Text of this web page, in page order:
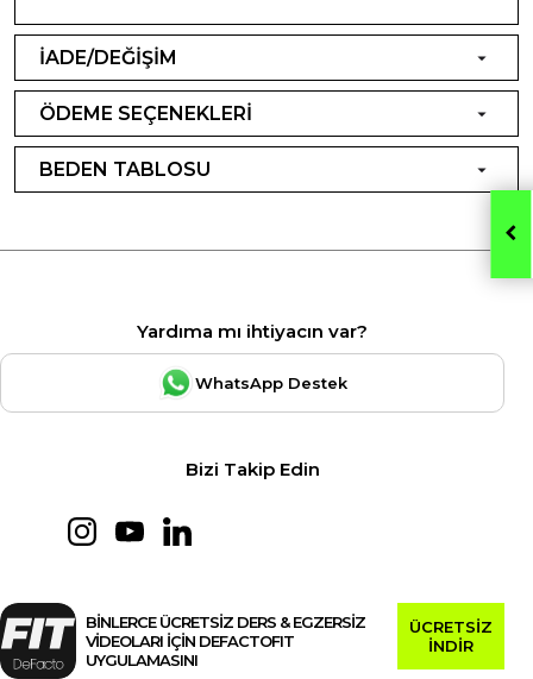
İADE/DEĞİŞİM
ÖDEME SEÇENEKLERİ
BEDEN TABLOSU
Yardıma mı ihtiyacın var?
WhatsApp Destek
Bizi Takip Edin
BİNLERCE ÜCRETSİZ DERS & EGZERSİZ
VİDEOLARI İÇİN DEFACTOFIT
UYGULAMASINI
ÜCRETSİZ
İNDİR